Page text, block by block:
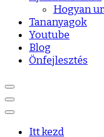
Hogyan
Tananyagok
Youtube
Blog
Önfejlesztés
Itt kezd